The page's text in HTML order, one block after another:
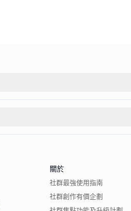
關於
社群最強使用指南
社群創作有價企劃